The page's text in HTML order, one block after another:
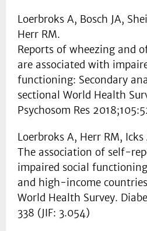
Loerbroks A, Bosch JA,
Herr RM.
Reports of wheezing and
are associated with
functioning: Secondary
sectional World Health
Psychosom Res
Loerbroks A, Herr RM, Icks
The association of self-
impaired social
and high-income
World Health Survey.
338 (JIF: 3.054)